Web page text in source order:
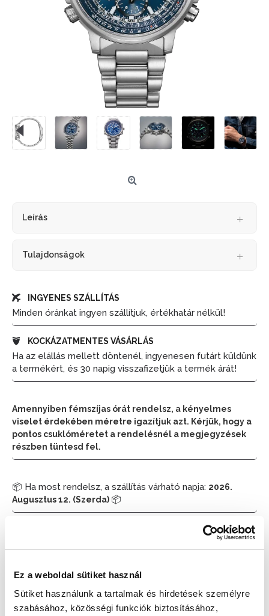
Ez a weboldal sütiket használ
Sütiket használunk a tartalmak és hirdetések személyre
szabásához, közösségi funkciók biztosításához,
Leírás
Tulajdonságok
INGYENES SZÁLLÍTÁS
Minden óránkat ingyen szállítjuk, értékhatár nélkül!
KOCKÁZATMENTES VÁSÁRLÁS
Ha az elállás mellett döntenél, ingyenesen futárt küldünk
a termékért, és 30 napig visszafizetjük a termék árát!
Amennyiben fémszíjas órát rendelsz, a kényelmes
viselet érdekében méretre igazítjuk azt. Kérjük, hogy a
pontos csuklóméretet a rendelésnél a megjegyzések
részben tüntesd fel.
📦 Ha most rendelsz, a szállítás várható napja: 2026.
Augusztus 12. (Szerda) 📦
204 900 Ft 194 655 Ft
Az elmúlt 30 nap legjobb ára: 194 655 Ft